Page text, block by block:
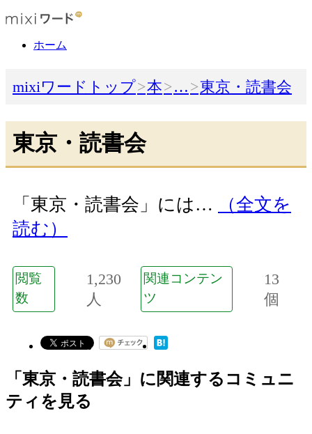
ホーム
mixiワードトップ 本 … 東京・読書会
東京・読書会
「東京・読書会」には…
（全文を
読む）
閲覧
数
1,230
人
関連コンテン
ツ
13
個
「東京・読書会」に関連するコミュニ
ティを見る